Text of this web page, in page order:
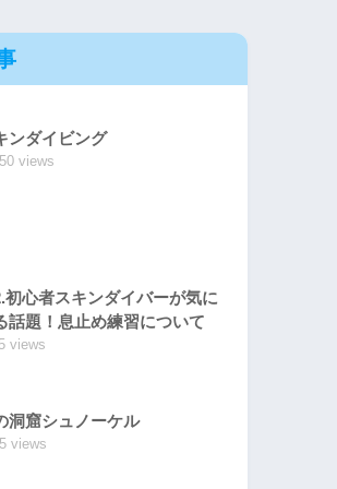
ンダイビング
views
初心者スキンダイバーが気に
話題！息止め練習について
views
洞窟シュノーケル
views